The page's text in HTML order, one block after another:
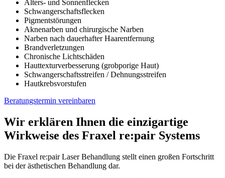
Alters- und Sonnenflecken
Schwangerschaftsflecken
Pigmentstörungen
Aknenarben und chirurgische Narben
Narben nach dauerhafter Haarentfernung
Brandverletzungen
Chronische Lichtschäden
Hauttexturverbesserung (grobporige Haut)
Schwangerschaftsstreifen / Dehnungsstreifen
Hautkrebsvorstufen
Beratungstermin vereinbaren
Wir erklären Ihnen die einzigartige
Wirkweise des Fraxel re:pair Systems
Die Fraxel re:pair Laser Behandlung stellt einen großen Fortschritt
bei der ästhetischen Behandlung dar.